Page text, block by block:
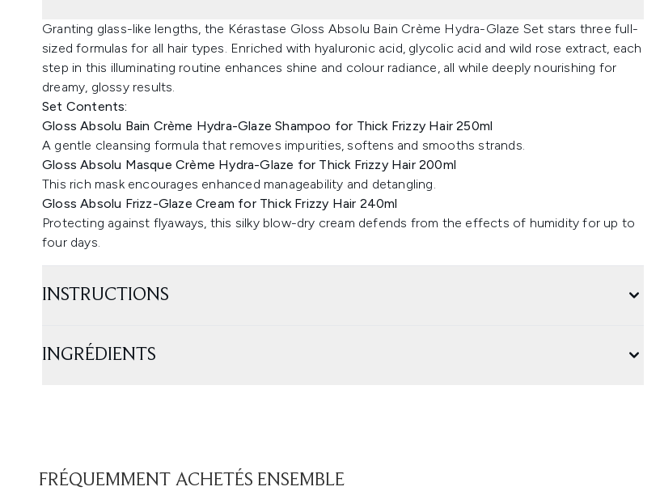
Granting glass-like lengths, the Kérastase Gloss Absolu Bain Crème Hydra-Glaze Set stars three full-
sized formulas for all hair types. Enriched with hyaluronic acid, glycolic acid and wild rose extract, each
step in this illuminating routine enhances shine and colour radiance, all while deeply nourishing for
dreamy, glossy results.
Set Contents:
Gloss Absolu Bain Crème Hydra-Glaze Shampoo for Thick Frizzy Hair 250ml
A gentle cleansing formula that removes impurities, softens and smooths strands.
Gloss Absolu Masque Crème Hydra-Glaze for Thick Frizzy Hair 200ml
This rich mask encourages enhanced manageability and detangling.
Gloss Absolu Frizz-Glaze Cream for Thick Frizzy Hair 240ml
Protecting against flyaways, this silky blow-dry cream defends from the effects of humidity for up to
four days.
INSTRUCTIONS
INGRÉDIENTS
FRÉQUEMMENT ACHETÉS ENSEMBLE